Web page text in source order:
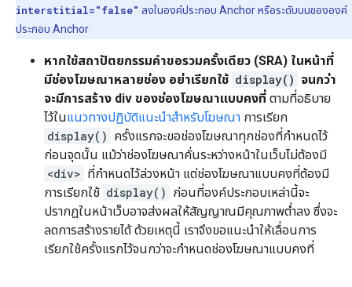
interstitial="false" ลงในองค์ประกอบ Anchor หรือระดับบนขององค์
ประกอบ Anchor
หากใช้สถาปัตยกรรมคำขอรวมครั้งเดียว (SRA) ในหน้าที่
มีช่องโฆษณาหลายช่อง อย่าเรียกใช้ display() จนกว่า
จะมีการสร้าง div ของช่องโฆษณาแบบคงที่ ตามที่อธิบาย
ไว้ในแนวทางปฏิบัติแนะนำสำหรับโฆษณา การเรียก
display() ครั้งแรกจะขอช่องโฆษณาทุกช่องที่กำหนดไว้
ก่อนจุดนั้น แม้ว่าช่องโฆษณาคั่นระหว่างหน้าในเว็บไม่ต้องมี
<div> ที่กำหนดไว้ล่วงหน้า แต่ช่องโฆษณาแบบคงที่ต้องมี
การเรียกใช้ display() ก่อนที่องค์ประกอบเหล่านี้จะ
ปรากฏในหน้าเว็บอาจส่งผลให้สัญญาณมีคุณภาพต่ำลง ซึ่งจะ
ลดการสร้างรายได้ ด้วยเหตุนี้ เราจึงขอแนะนำให้เลื่อนการ
เรียกใช้ครั้งแรกไว้จนกว่าจะกำหนดช่องโฆษณาแบบคงที่